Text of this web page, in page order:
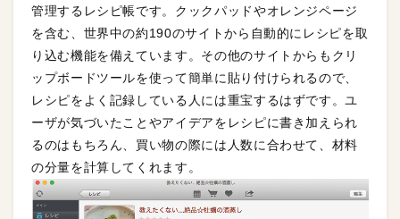
管理するレシピ帳です。クックパッドやオレンジページ
を含む、世界中の約190のサイトから自動的にレシピを取
り込む機能を備えています。その他のサイトからもクリ
ップボードツールを使って簡単に貼り付けられるので、
レシピをよく記録している人には重宝するはずです。ユ
ーザが気づいたことやアイデアをレシピに書き加えられ
るのはもちろん、買い物の際には人数に合わせて、材料
の分量を計算してくれます。